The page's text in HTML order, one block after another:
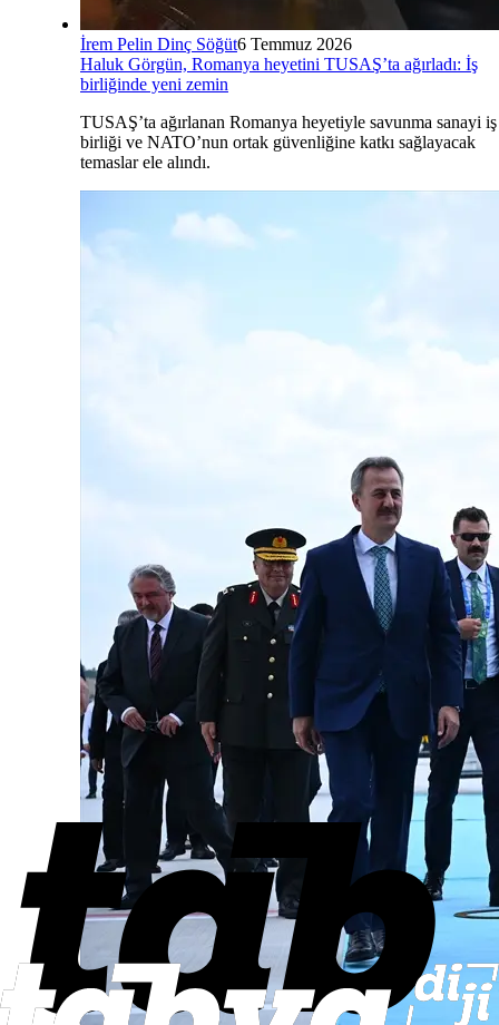
İrem Pelin Dinç Söğüt6 Temmuz 2026
Haluk Görgün, Romanya heyetini TUSAŞ’ta ağırladı: İş
birliğinde yeni zemin
TUSAŞ’ta ağırlanan Romanya heyetiyle savunma sanayi iş
birliği ve NATO’nun ortak güvenliğine katkı sağlayacak
temaslar ele alındı.